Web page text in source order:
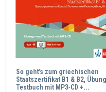
So geht's zum griechischen
Staatszertifikat B1 & B2,
Testbuch mit MP3-CD +...